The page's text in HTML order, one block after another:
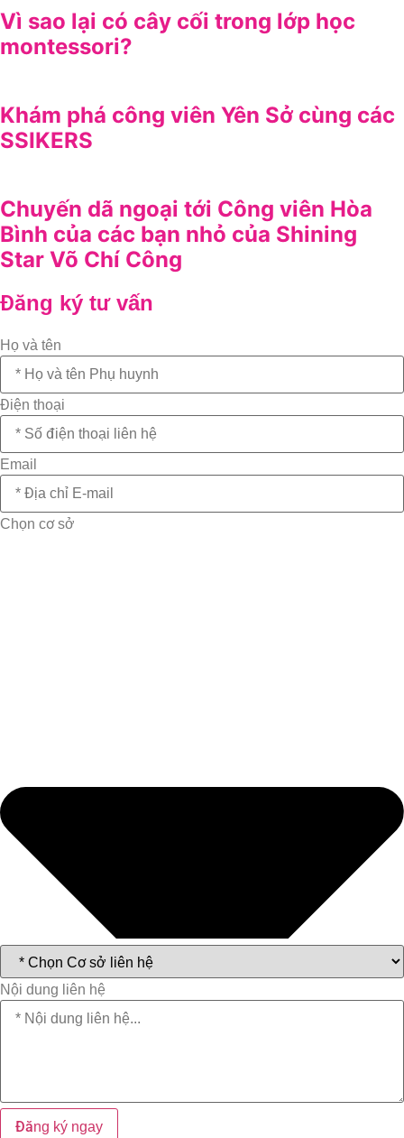
Vì sao lại có cây cối trong lớp học
montessori?
Khám phá công viên Yên Sở cùng các
SSIKERS
Chuyến dã ngoại tới Công viên Hòa
Bình của các bạn nhỏ của Shining
Star Võ Chí Công
Đăng ký tư vấn
Họ và tên
Điện thoại
Email
Chọn cơ sở
Nội dung liên hệ
Đăng ký ngay